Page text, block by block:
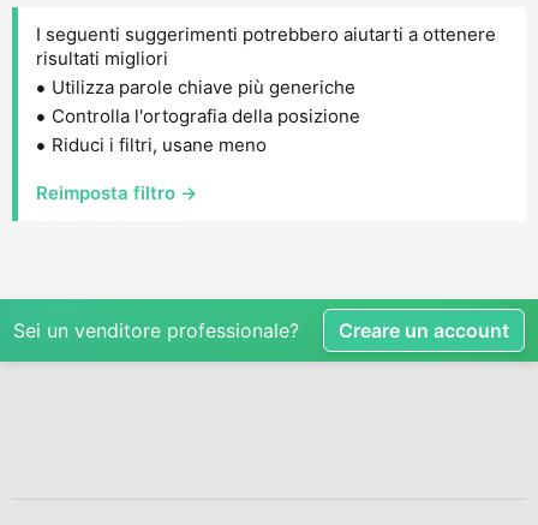
I seguenti suggerimenti potrebbero aiutarti a ottenere
risultati migliori
Utilizza parole chiave più generiche
Controlla l'ortografia della posizione
Riduci i filtri, usane meno
Reimposta filtro →
Sei un venditore professionale? Creare un account